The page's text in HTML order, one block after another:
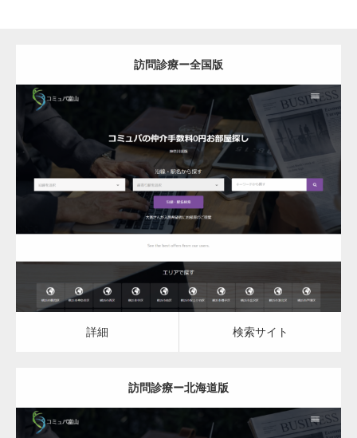
訪問診療ー全国版
更新日： 2023.03.08
訪問診療
詳細 検索サイト
詳細 検索サイト
訪問診療ー北海道版